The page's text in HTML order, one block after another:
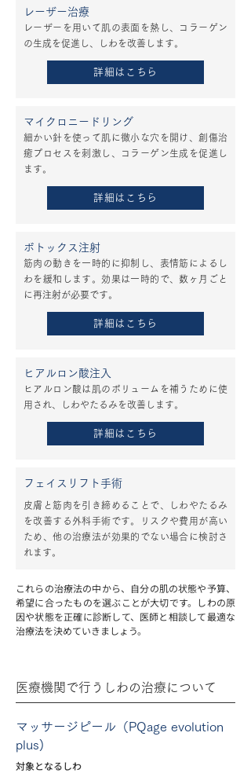
レーザー治療
レーザーを用いて肌の表面を熱し、コラーゲン
の生成を促進し、しわを改善します。
詳細はこちら
マイクロニードリング
細かい針を使って肌に微小な穴を開け、創傷治
癒プロセスを刺激し、コラーゲン生成を促進し
ます。
詳細はこちら
ボトックス注射
筋肉の動きを一時的に抑制し、表情筋によるし
わを緩和します。効果は一時的で、数ヶ月ごと
に再注射が必要です。
詳細はこちら
ヒアルロン酸注入
ヒアルロン酸は肌のボリュームを補うために使
用され、しわやたるみを改善します。
詳細はこちら
フェイスリフト手術
皮膚と筋肉を引き締めることで、しわやたるみ
を改善する外科手術です。リスクや費用が高い
ため、他の治療法が効果的でない場合に検討さ
れます。
これらの治療法の中から、自分の肌の状態や予算、
希望に合ったものを選ぶことが大切です。しわの原
因や状態を正確に診断して、医師と相談して最適な
治療法を決めていきましょう。
医療機関で行うしわの治療について
マッサージピール（PQage evolution
plus)
対象となるしわ